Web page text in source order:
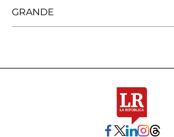
GRANDE